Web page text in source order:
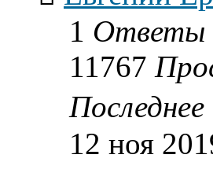
1 Ответы
11767
12 ноя